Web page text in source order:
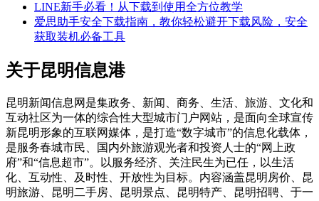
LINE新手必看！从下载到使用全方位教学
爱思助手安全下载指南，教你轻松避开下载风险，安全
获取装机必备工具
关于昆明信息港
昆明新闻信息网是集政务、新闻、商务、生活、旅游、文化和
互动社区为一体的综合性大型城市门户网站，是面向全球宣传
新昆明形象的互联网媒体，是打造“数字城市”的信息化载体，
是服务春城市民、国内外旅游观光者和投资人士的“网上政
府”和“信息超市”。以服务经济、关注民生为已任，以生活
化、互动性、及时性、开放性为目标。内容涵盖昆明房价、昆
明旅游、昆明二手房、昆明景点、昆明特产、昆明招聘、于一